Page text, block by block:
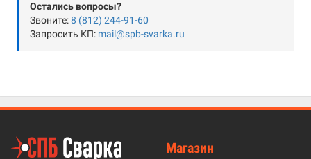
Остались вопросы?
Звоните:8 (812) 244-91-60
Запросить КП: mail@spb-svarka.ru
Магазин